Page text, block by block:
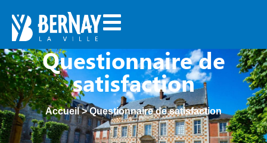
Questionnaire de
satisfaction
Accueil>Questionnaire de satisfaction